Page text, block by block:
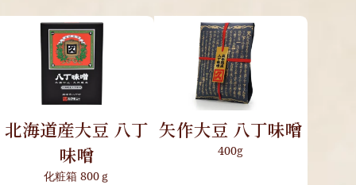
北海道産大豆 八丁
味噌
化粧箱 800ｇ
矢作大豆 八丁味噌
400g